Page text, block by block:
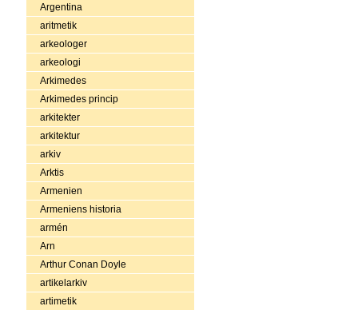
Argentina
aritmetik
arkeologer
arkeologi
Arkimedes
Arkimedes princip
arkitekter
arkitektur
arkiv
Arktis
Armenien
Armeniens historia
armén
Arn
Arthur Conan Doyle
artikelarkiv
artimetik